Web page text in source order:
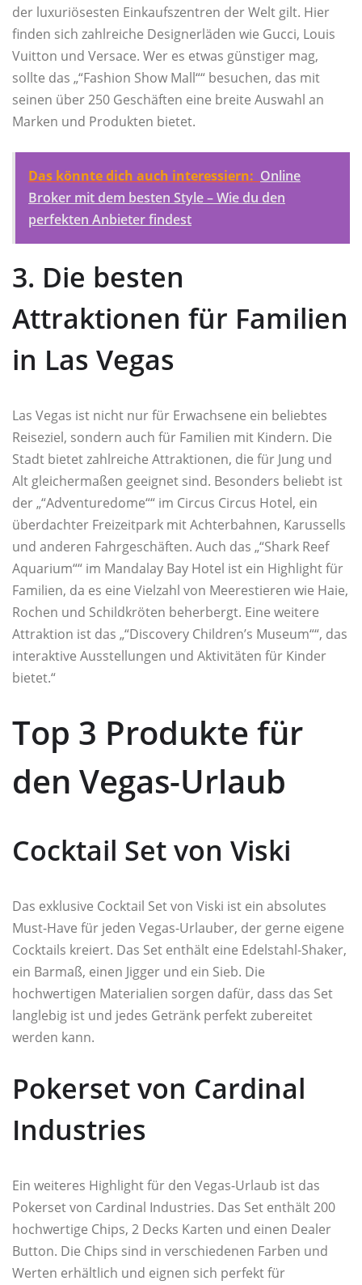
der luxuriösesten Einkaufszentren der Welt gilt. Hier
finden sich zahlreiche Designerläden wie Gucci, Louis
Vuitton und Versace. Wer es etwas günstiger mag,
sollte das „“Fashion Show Mall““ besuchen, das mit
seinen über 250 Geschäften eine breite Auswahl an
Marken und Produkten bietet.
Das könnte dich auch interessiern: Online
Broker mit dem besten Style – Wie du den
perfekten Anbieter findest
3. Die besten
Attraktionen für Familien
in Las Vegas
Las Vegas ist nicht nur für Erwachsene ein beliebtes
Reiseziel, sondern auch für Familien mit Kindern. Die
Stadt bietet zahlreiche Attraktionen, die für Jung und
Alt gleichermaßen geeignet sind. Besonders beliebt ist
der „“Adventuredome““ im Circus Circus Hotel, ein
überdachter Freizeitpark mit Achterbahnen, Karussells
und anderen Fahrgeschäften. Auch das „“Shark Reef
Aquarium““ im Mandalay Bay Hotel ist ein Highlight für
Familien, da es eine Vielzahl von Meerestieren wie Haie,
Rochen und Schildkröten beherbergt. Eine weitere
Attraktion ist das „“Discovery Children’s Museum““, das
interaktive Ausstellungen und Aktivitäten für Kinder
bietet.“
Top 3 Produkte für
den Vegas-Urlaub
Cocktail Set von Viski
Das exklusive Cocktail Set von Viski ist ein absolutes
Must-Have für jeden Vegas-Urlauber, der gerne eigene
Cocktails kreiert. Das Set enthält eine Edelstahl-Shaker,
ein Barmaß, einen Jigger und ein Sieb. Die
hochwertigen Materialien sorgen dafür, dass das Set
langlebig ist und jedes Getränk perfekt zubereitet
werden kann.
Pokerset von Cardinal
Industries
Ein weiteres Highlight für den Vegas-Urlaub ist das
Pokerset von Cardinal Industries. Das Set enthält 200
hochwertige Chips, 2 Decks Karten und einen Dealer
Button. Die Chips sind in verschiedenen Farben und
Werten erhältlich und eignen sich perfekt für